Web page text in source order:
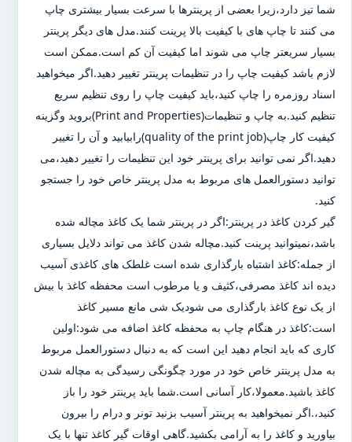
شما تیز دارد،زیرا بعضی از پرینترها با سرعت بسیار بیشتری چاپ
می کنند تا چاپ های با کیفیت بالا پرینت کنند.مدل های دیگر پرینتر
بسیار سریعتر چاپ می شوند اما کیفیت آن کم است.ممکن است
لازم باشد کیفیت چاپ را در تنظیمات پرینتر تغییر دهید.اگر میخواهید
اسناد روزمره را چاپ کنید،باید کیفیت چاپ را روی تنظیم سریع
تنظیم کنید.به چاپ و تنظیمات(Print and Properties)بروید وگزینه
کیفیت کار چاپ(quality of the print job)رابیابید و آن را تغییر
دهید.اگر نمی توانید برای پرینتر خود این تنظیمات را تغییر دهید،می
توانید دستورالعمل های مربوط به مدل پرینتر خاص خود را جستجو
کنید.
گیر کردن کاغذ در پرینتر:اگر در پرینتر شما یک کاغذ مچاله شده
باشد،نمیتوانید پرینت کنید.مچاله شدن کاغذ می تواند دلایل بسیاری
از جمله:کاغذ اشتباه بارگذاری شده است غلطک های کاغذی آسیب
دیده اند کاغذ مصرفی،کثیف و یا مرطوب است محفظه کاغذ با بیش
از یک نوع کاغذ بارگذاری می شودیک شی مانع مسیر کاغذ
است:کاغذ در هنگام چاپ به محفظه کاغذ اضافه می شود:اولین
کاری که باید انجام دهید این است که به دنبال دستورالعمل مربوط
به مدل پرینتر خاص خود در مورد چگونگی رسیدگی به مچاله شدن
کاغذ باشید.معمولا،کار آسانی است.شما باید پرینتر خود را باز
کنید،.اگر نمیخواهید به پرینتر آسیب بزنید تونر و درام را بیرون
بیاورید و کاغذ را به آرامی بکشید.گاهی اوقات گیر کاغذ تنها با یک